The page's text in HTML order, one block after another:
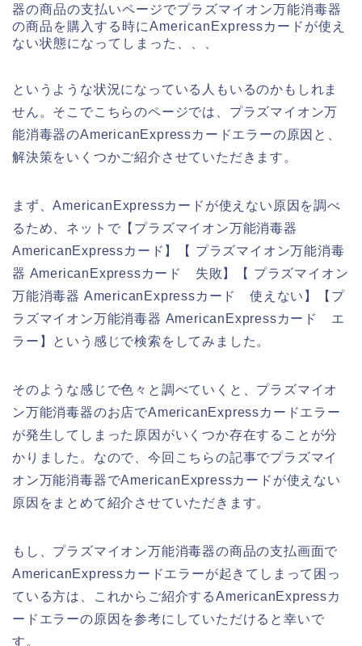
器の商品の支払いページでプラズマイオン万能消毒器
の商品を購入する時にAmericanExpressカードが使え
ない状態になってしまった、、、
というような状況になっている人もいるのかもしれま
せん。そこでこちらのページでは、プラズマイオン万
能消毒器のAmericanExpressカードエラーの原因と、
解決策をいくつかご紹介させていただきます。
まず、AmericanExpressカードが使えない原因を調べ
るため、ネットで【プラズマイオン万能消毒器
AmericanExpressカード】【 プラズマイオン万能消毒
器 AmericanExpressカード 失敗】【 プラズマイオン
万能消毒器 AmericanExpressカード 使えない】【プ
ラズマイオン万能消毒器 AmericanExpressカード エ
ラー】という感じで検索をしてみました。
そのような感じで色々と調べていくと、プラズマイオ
ン万能消毒器のお店でAmericanExpressカードエラー
が発生してしまった原因がいくつか存在することが分
かりました。なので、今回こちらの記事でプラズマイ
オン万能消毒器でAmericanExpressカードが使えない
原因をまとめて紹介させていただきます。
もし、プラズマイオン万能消毒器の商品の支払画面で
AmericanExpressカードエラーが起きてしまって困っ
ている方は、これからご紹介するAmericanExpressカ
ードエラーの原因を参考にしていただけると幸いで
す。